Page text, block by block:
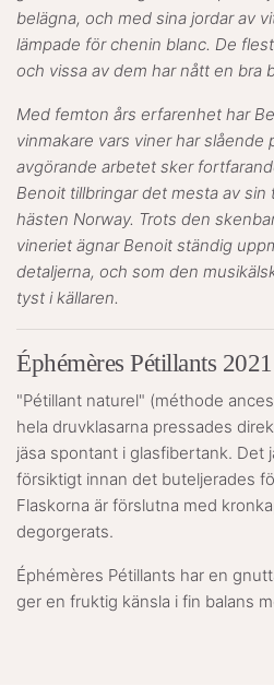
belägna, och med sina jordar av
lämpade för chenin blanc. De
och vissa av dem har nått en bra
Med femton års erfarenhet har
vinmakare vars viner har slående
avgörande arbetet sker
Benoit tillbringar det mesta av sin
hästen Norway. Trots den
vineriet ägnar Benoit ständig
detaljerna, och som den
tyst i källaren.
Éphémères Pétillants 2021
"Pétillant naturel" (méthode
hela druvklasarna pressades
jäsa spontant i glasfibertank. Det
försiktigt innan det buteljerades
Flaskorna är förslutna med
degorgerats.
Éphémères Pétillants har en
ger en fruktig känsla i fin balans